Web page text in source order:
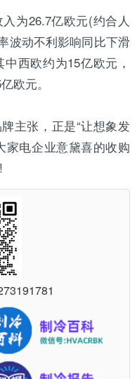
为26.7亿欧元(约合人
波动不利影响同比下滑
西欧约为15亿欧元，
欧元。
主张，正是“让想象发
家电企业意黛喜的收购